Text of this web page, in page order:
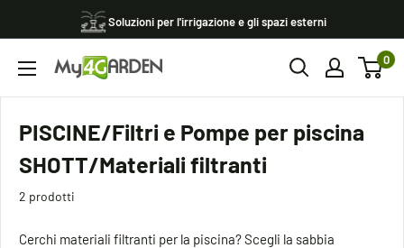
al
contenuto
Soluzioni per l'irrigazione e gli spazi esterni
My4garden 0
PISCINE/Filtri e Pompe per piscina
SHOTT/Materiali filtranti
2 prodotti
Cerchi materiali filtranti per la piscina? Scegli la sabbia